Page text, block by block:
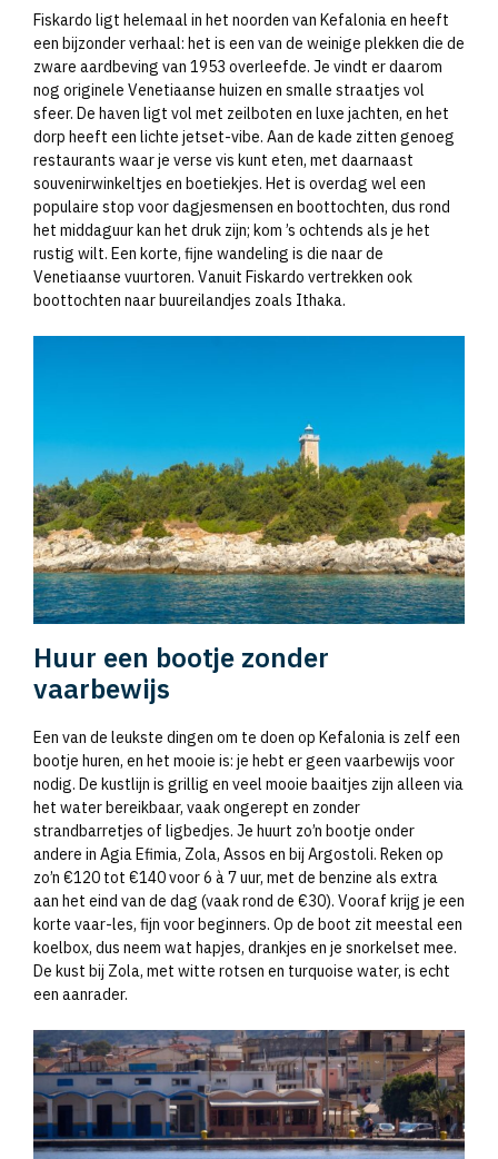
Fiskardo ligt helemaal in het noorden van Kefalonia en heeft
een bijzonder verhaal: het is een van de weinige plekken die de
zware aardbeving van 1953 overleefde. Je vindt er daarom
nog originele Venetiaanse huizen en smalle straatjes vol
sfeer. De haven ligt vol met zeilboten en luxe jachten, en het
dorp heeft een lichte jetset-vibe. Aan de kade zitten genoeg
restaurants waar je verse vis kunt eten, met daarnaast
souvenirwinkeltjes en boetiekjes. Het is overdag wel een
populaire stop voor dagjesmensen en boottochten, dus rond
het middaguur kan het druk zijn; kom ’s ochtends als je het
rustig wilt. Een korte, fijne wandeling is die naar de
Venetiaanse vuurtoren. Vanuit Fiskardo vertrekken ook
boottochten naar buureilandjes zoals Ithaka.
Huur een bootje zonder
vaarbewijs
Een van de leukste dingen om te doen op Kefalonia is zelf een
bootje huren, en het mooie is: je hebt er geen vaarbewijs voor
nodig. De kustlijn is grillig en veel mooie baaitjes zijn alleen via
het water bereikbaar, vaak ongerept en zonder
strandbarretjes of ligbedjes. Je huurt zo’n bootje onder
andere in Agia Efimia, Zola, Assos en bij Argostoli. Reken op
zo’n €120 tot €140 voor 6 à 7 uur, met de benzine als extra
aan het eind van de dag (vaak rond de €30). Vooraf krijg je een
korte vaar-les, fijn voor beginners. Op de boot zit meestal een
koelbox, dus neem wat hapjes, drankjes en je snorkelset mee.
De kust bij Zola, met witte rotsen en turquoise water, is echt
een aanrader.